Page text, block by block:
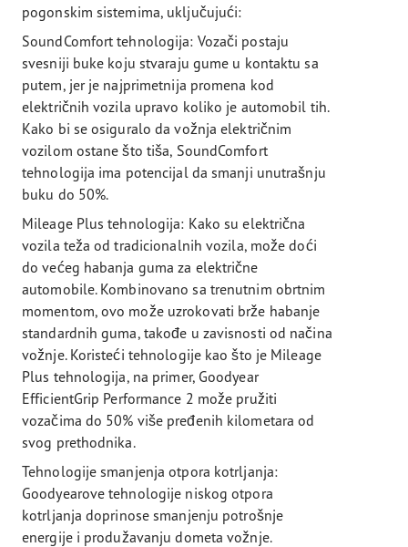
pogonskim sistemima, uključujući:
SoundComfort tehnologija: Vozači postaju
svesniji buke koju stvaraju gume u kontaktu sa
putem, jer je najprimetnija promena kod
električnih vozila upravo koliko je automobil tih.
Kako bi se osiguralo da vožnja električnim
vozilom ostane što tiša, SoundComfort
tehnologija ima potencijal da smanji unutrašnju
buku do 50%.
Mileage Plus tehnologija: Kako su električna
vozila teža od tradicionalnih vozila, može doći
do većeg habanja guma za električne
automobile. Kombinovano sa trenutnim obrtnim
momentom, ovo može uzrokovati brže habanje
standardnih guma, takođe u zavisnosti od načina
vožnje. Koristeći tehnologije kao što je Mileage
Plus tehnologija, na primer, Goodyear
EfficientGrip Performance 2 može pružiti
vozačima do 50% više pređenih kilometara od
svog prethodnika.
Tehnologije smanjenja otpora kotrljanja:
Goodyearove tehnologije niskog otpora
kotrljanja doprinose smanjenju potrošnje
energije i produžavanju dometa vožnje.